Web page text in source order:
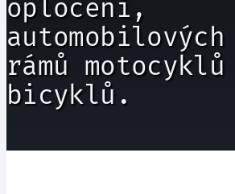
oplocení,
rámů motocyklů
bicyklů.